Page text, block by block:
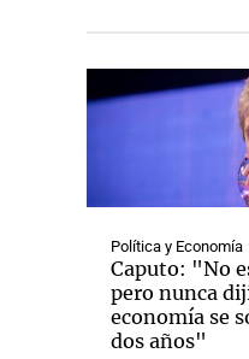
Política y Economía
Caputo: "No
pero nunca
economía se
dos años"